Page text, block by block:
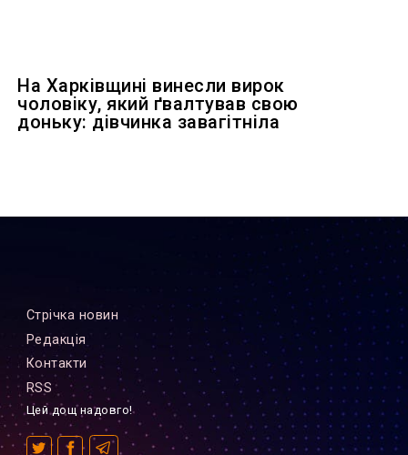
На Харківщині винесли вирок
чоловіку, який ґвалтував свою
доньку: дівчинка завагітніла
Стрiчка новин
Редакцiя
Контакти
RSS
Цей дощ надовго!